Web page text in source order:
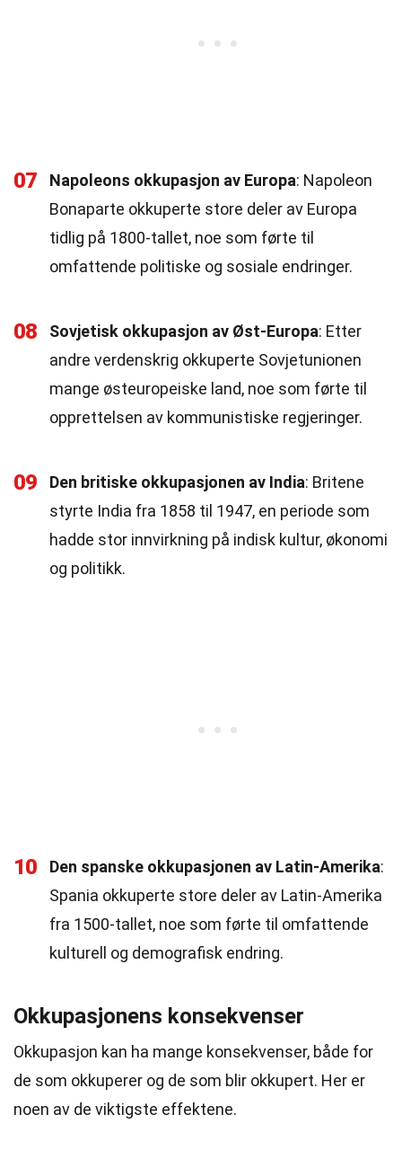
07 Napoleons okkupasjon av Europa: Napoleon
Bonaparte okkuperte store deler av Europa
tidlig på 1800-tallet, noe som førte til
omfattende politiske og sosiale endringer.
08 Sovjetisk okkupasjon av Øst-Europa: Etter
andre verdenskrig okkuperte Sovjetunionen
mange østeuropeiske land, noe som førte til
opprettelsen av kommunistiske regjeringer.
09 Den britiske okkupasjonen av India: Britene
styrte India fra 1858 til 1947, en periode som
hadde stor innvirkning på indisk kultur, økonomi
og politikk.
10 Den spanske okkupasjonen av Latin-Amerika:
Spania okkuperte store deler av Latin-Amerika
fra 1500-tallet, noe som førte til omfattende
kulturell og demografisk endring.
Okkupasjonens konsekvenser
Okkupasjon kan ha mange konsekvenser, både for
de som okkuperer og de som blir okkupert. Her er
noen av de viktigste effektene.